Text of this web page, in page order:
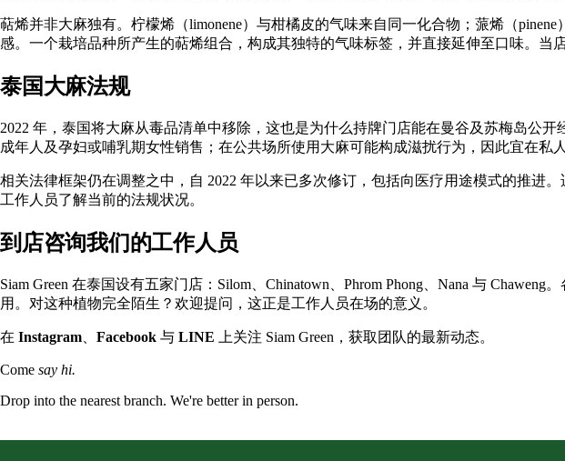
萜烯并非大麻独有。柠檬烯（limonene）与柑橘皮的气味来自同一化合物；蒎烯（
感。一个栽培品种所产生的萜烯组合，构成其独特的气味标签，并直接延伸至口味。当
泰国大麻法规
2022 年，泰国将大麻从毒品清单中移除，这也是为什么持牌门店能在曼谷及苏梅岛公
成年人及孕妇或哺乳期女性销售；在公共场所使用大麻可能构成滋扰行为，因此宜在私
相关法律框架仍在调整之中，自 2022 年以来已多次修订，包括向医疗用途模式的推进
工作人员了解当前的法规状况。
到店咨询我们的工作人员
Siam Green 在泰国设有五家门店： Silom Chinatown Phrom Phong Nana 与 Chaweng。
用。对这种植物完全陌生？欢迎提问，这正是工作人员在场的意义。
在 Instagram Facebook 与 LINE 上关注 Siam Green，获取团队的最新动态。
Come say hi.
Drop into the nearest branch. We're better in person.